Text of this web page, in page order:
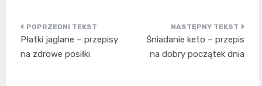
Nawigacja
wpisu
Płatki jaglane – przepisy
na zdrowe posiłki
Śniadanie keto – przepis
na dobry początek dnia